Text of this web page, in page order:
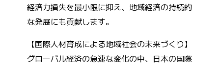
経済力損失を最小限に抑え、地域経済の持続的
な発展にも貢献します。
【国際人材育成による地域社会の未来づくり】
グローバル経済の急速な変化の中、日本の国際